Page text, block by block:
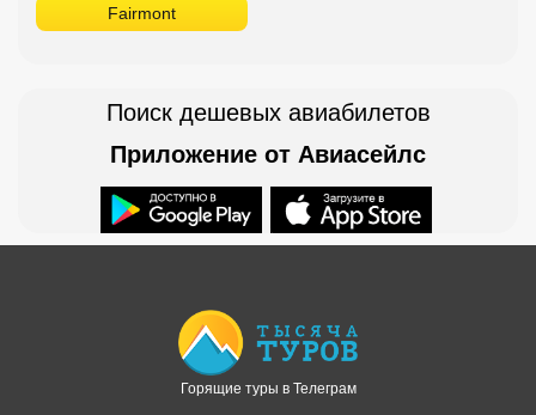
Fairmont
Поиск дешевых авиабилетов
Приложение от Авиасейлс
Горящие туры в Телеграм